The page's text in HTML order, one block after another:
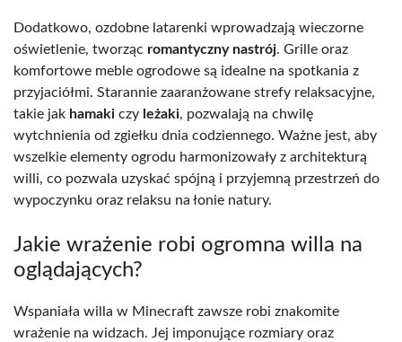
Dodatkowo, ozdobne latarenki wprowadzają wieczorne
oświetlenie, tworząc romantyczny nastrój. Grille oraz
komfortowe meble ogrodowe są idealne na spotkania z
przyjaciółmi. Starannie zaaranżowane strefy relaksacyjne,
takie jak hamaki czy leżaki, pozwalają na chwilę
wytchnienia od zgiełku dnia codziennego. Ważne jest, aby
wszelkie elementy ogrodu harmonizowały z architekturą
willi, co pozwala uzyskać spójną i przyjemną przestrzeń do
wypoczynku oraz relaksu na łonie natury.
Jakie wrażenie robi ogromna willa na
oglądających?
Wspaniała willa w Minecraft zawsze robi znakomite
wrażenie na widzach. Jej imponujące rozmiary oraz